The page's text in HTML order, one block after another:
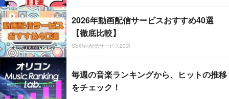
2026年動画配信サービスおすすめ40選
【徹底比較】
CS動画配信サービス20選
毎週の音楽ランキングから、ヒットの推移
をチェック！